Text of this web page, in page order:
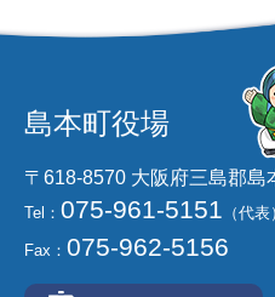
島本町役場
〒618-8570 大阪府三島郡
Tel： 075-961-5151 （代表
Fax： 075-962-5156